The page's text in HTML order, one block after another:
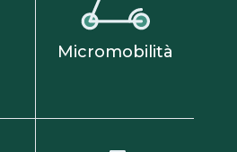
Micromobilità